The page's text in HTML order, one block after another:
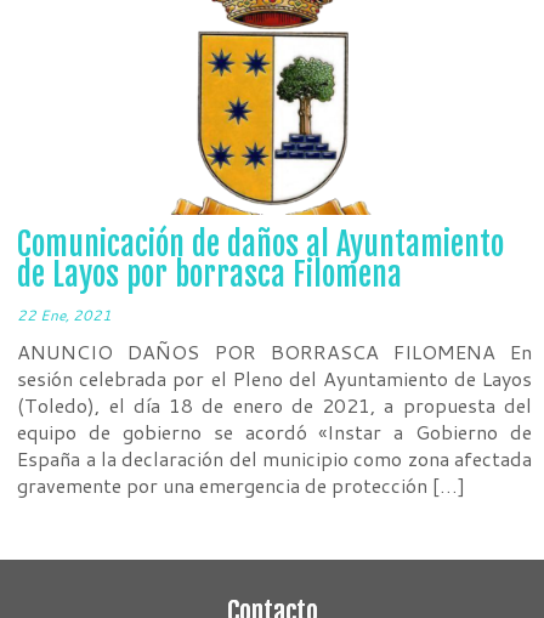
Comunicación de daños al Ayuntamiento
de Layos por borrasca Filomena
22 Ene, 2021
ANUNCIO DAÑOS POR BORRASCA FILOMENA En
sesión celebrada por el Pleno del Ayuntamiento de Layos
(Toledo), el día 18 de enero de 2021, a propuesta del
equipo de gobierno se acordó «Instar a Gobierno de
España a la declaración del municipio como zona afectada
gravemente por una emergencia de protección […]
Contacto